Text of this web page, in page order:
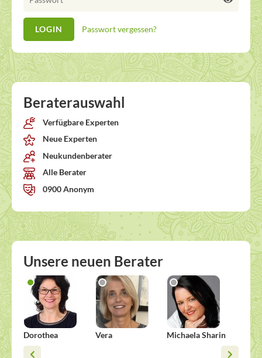
Passwort vergessen?
Beraterauswahl
Verfügbare Experten
Neue Experten
Neukundenberater
Alle Berater
0900 Anonym
Unsere neuen Berater
Dorothea Vera Michaela Sharin Alisha